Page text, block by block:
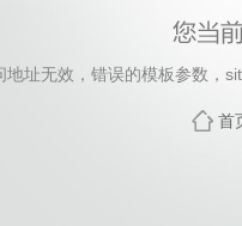
地址无效，错误的模板参数，
首